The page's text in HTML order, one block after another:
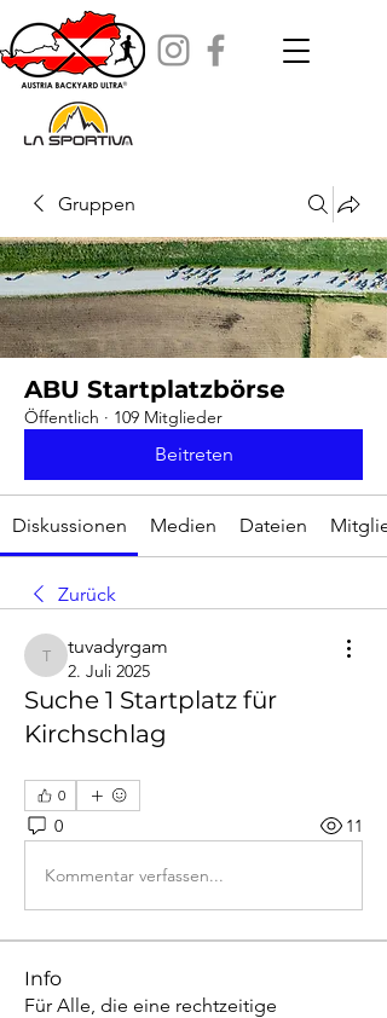
Gruppen
ABU Startplatzbörse
Öffentlich · 109 Mitglieder
Beitreten
Diskussionen Medien Dateien
Zurück
tuvadyrgam
tuvadyrgam
2. Juli 2025
Suche 1 Startplatz für
Kirchschlag
0
0 11
Kommentar verfassen...
Info
Für Alle, die eine rechtzeitige